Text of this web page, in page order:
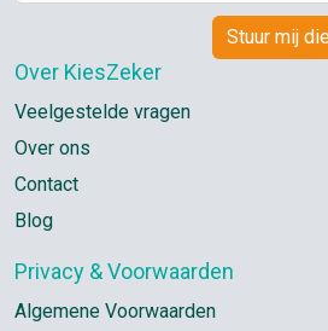
Over KiesZeker
Veelgestelde vragen
Over ons
Contact
Blog
Privacy & Voorwaarden
Algemene Voorwaarden